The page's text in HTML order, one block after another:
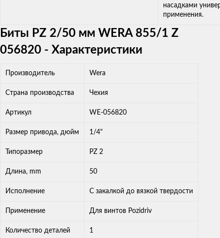
насадками
применения.
Биты PZ 2/50 мм WERA 855/1 Z
056820 - Характеристики
Производитель Wera
Страна производства Чехия
Артикул WE-056820
Размер привода, дюйм 1/4"
Типоразмер PZ 2
Длина, mm 50
Исполнение С закалкой до вязкой твердости
Применение Для винтов Pozidriv
Количество деталей 1